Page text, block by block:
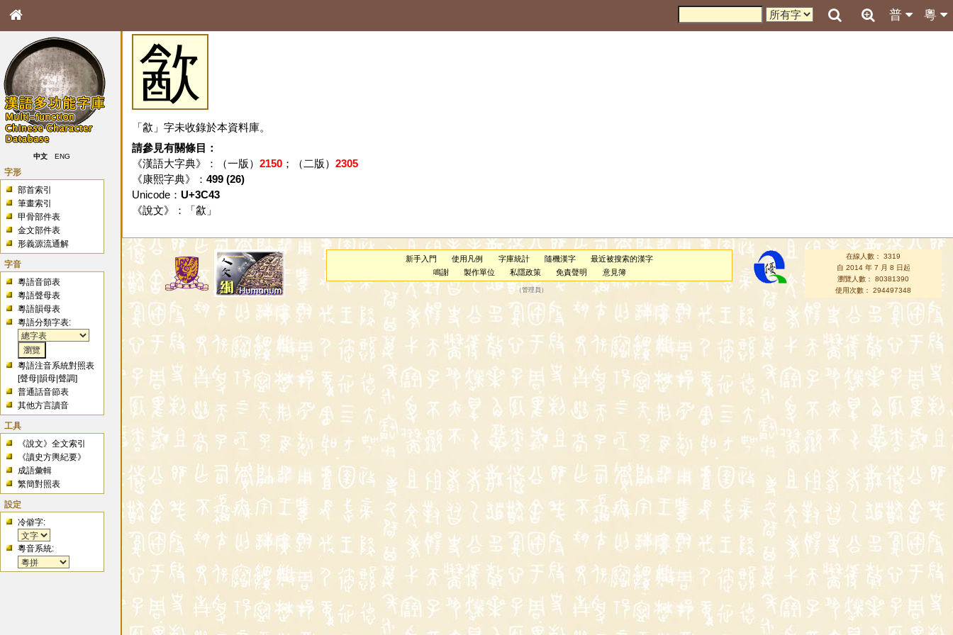
粵
普
中文 ENG
字形
部首索引
筆畫索引
甲骨部件表
金文部件表
形義源流通解
字音
粵語音節表
粵語聲母表
粵語韻母表
粵語分類字表:
粵語注音系統對照表
[聲母 |韻母 |聲調]
普通話音節表
其他方言讀音
工具
《說文》全文索引
《讀史方輿紀要》
成語彙輯
繁簡對照表
設定
冷僻字:
粵音系統:
㱃
「㱃」字未收錄於本資料庫。
請參見有關條目：
《漢語大字典》：（一版） 2150；（二版） 2305
《康熙字典》： 499 (26)
Unicode： U+3C43
《說文》：「 㱃 」
新手入門 使用凡例 字庫統計 隨機漢字
最近被搜索的漢字
鳴謝
製作單位 私隱政策 免責聲明 意見簿
（管理員 ）
在線人數： 3319
自 2014 年 7 月 8 日起
瀏覽人數： 80381390
使用次數： 294497348